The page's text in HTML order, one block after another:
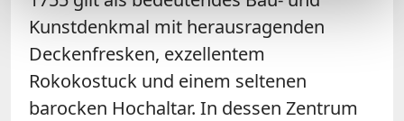
Kunstdenkmal mit herausragenden
Deckenfresken, exzellentem
Rokokostuck und einem seltenen
barocken Hochaltar. In dessen Zentrum